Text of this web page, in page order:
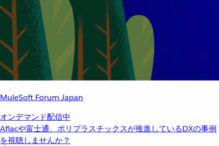
MuleSoft Forum Japan
オンデマンド配信中
Aflacや富士通、ポリプラスチックスが推進しているDXの事例
を視聴しませんか？